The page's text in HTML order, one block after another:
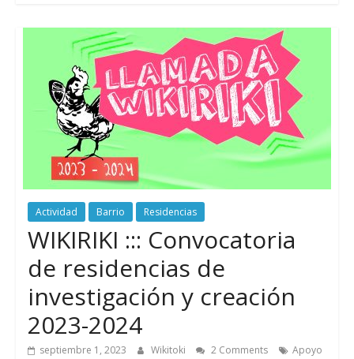
Actividad Barrio Residencias
WIKIRIKI ::: Convocatoria
de residencias de
investigación y creación
2023-2024
septiembre 1, 2023 Wikitoki 2 Comments
Apoyo